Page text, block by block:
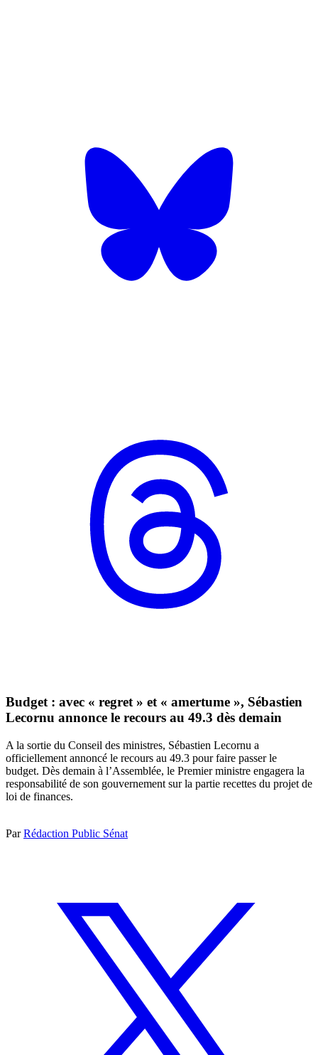
Budget : avec « regret » et « amertume », Sébastien
Lecornu annonce le recours au 49.3 dès demain
A la sortie du Conseil des ministres, Sébastien Lecornu a
officiellement annoncé le recours au 49.3 pour faire passer le
budget. Dès demain à l’Assemblée, le Premier ministre engagera la
responsabilité de son gouvernement sur la partie recettes du projet de
loi de finances.
ParRédaction Public Sénat